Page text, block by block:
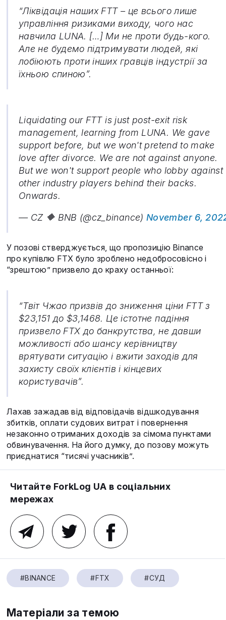
“Ліквідація наших FTT – це всього лише
управління ризиками виходу, чого нас
навчила LUNA. […] Ми не проти будь-кого.
Але не будемо підтримувати людей, які
лобіюють проти інших гравців індустрії за
їхньою спиною”.
Liquidating our FTT is just post-exit risk
management, learning from LUNA. We gave
support before, but we won't pretend to make
love after divorce. We are not against anyone.
But we won't support people who lobby against
other industry players behind their backs.
Onwards.
— CZ 🔶 BNB (@cz_binance) November 6,
У позові стверджується, що пропозицію Binance
про купівлю FTX було зроблено недобросовісно і
“зрештою” призвело до краху останньої:
“Твіт Чжао призвів до зниження ціни FTT з
$23,151 до $3,1468. Це істотне падіння
призвело FTX до банкрутства, не давши
можливості або шансу керівництву
врятувати ситуацію і вжити заходів для
захисту своїх клієнтів і кінцевих
користувачів”.
Лахав зажадав від відповідачів відшкодування
збитків, оплати судових витрат і повернення
незаконно отриманих доходів за сімома пунктами
обвинувачення. На його думку, до позову можуть
приєднатися “тисячі учасників”.
Читайте ForkLog UA в соціальних
мережах
#BINANCE #FTX #СУД
Матеріали за темою